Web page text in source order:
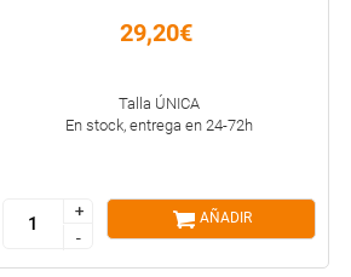
29,20€
Talla ÚNICA
En stock, entrega en 24-72h
+
-
+
-
AÑADIR